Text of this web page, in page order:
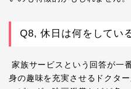
Q8, 休日は何をしてい
家族サービスという回答が一
身の趣味を充実させるドクタ